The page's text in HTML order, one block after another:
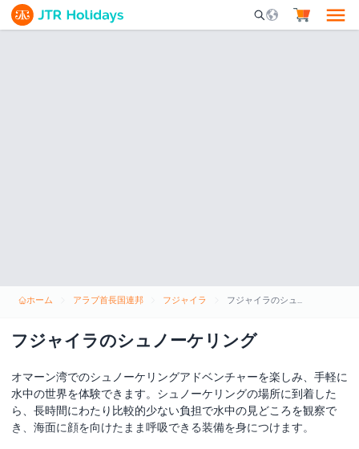
Mobile Search
ホーム アラブ首長国連邦 フジャイラ フジャイラのシュノーケリング
フジャイラのシュノーケリング
オマーン湾でのシュノーケリングアドベンチャーを楽しみ、手軽に
水中の世界を体験できます。シュノーケリングの場所に到着した
ら、長時間にわたり比較的少ない負担で水中の見どころを観察で
き、海面に顔を向けたまま呼吸できる装備を身につけます。